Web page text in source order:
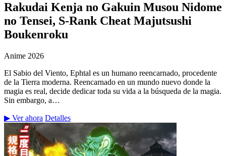
Rakudai Kenja no Gakuin Musou Nidome
no Tensei, S-Rank Cheat Majutsushi
Boukenroku
Anime 2026
El Sabio del Viento, Ephtal es un humano reencarnado, procedente
de la Tierra moderna. Reencarnado en un mundo nuevo donde la
magia es real, decide dedicar toda su vida a la búsqueda de la magia.
Sin embargo, a…
▶ Ver ahora Detalles